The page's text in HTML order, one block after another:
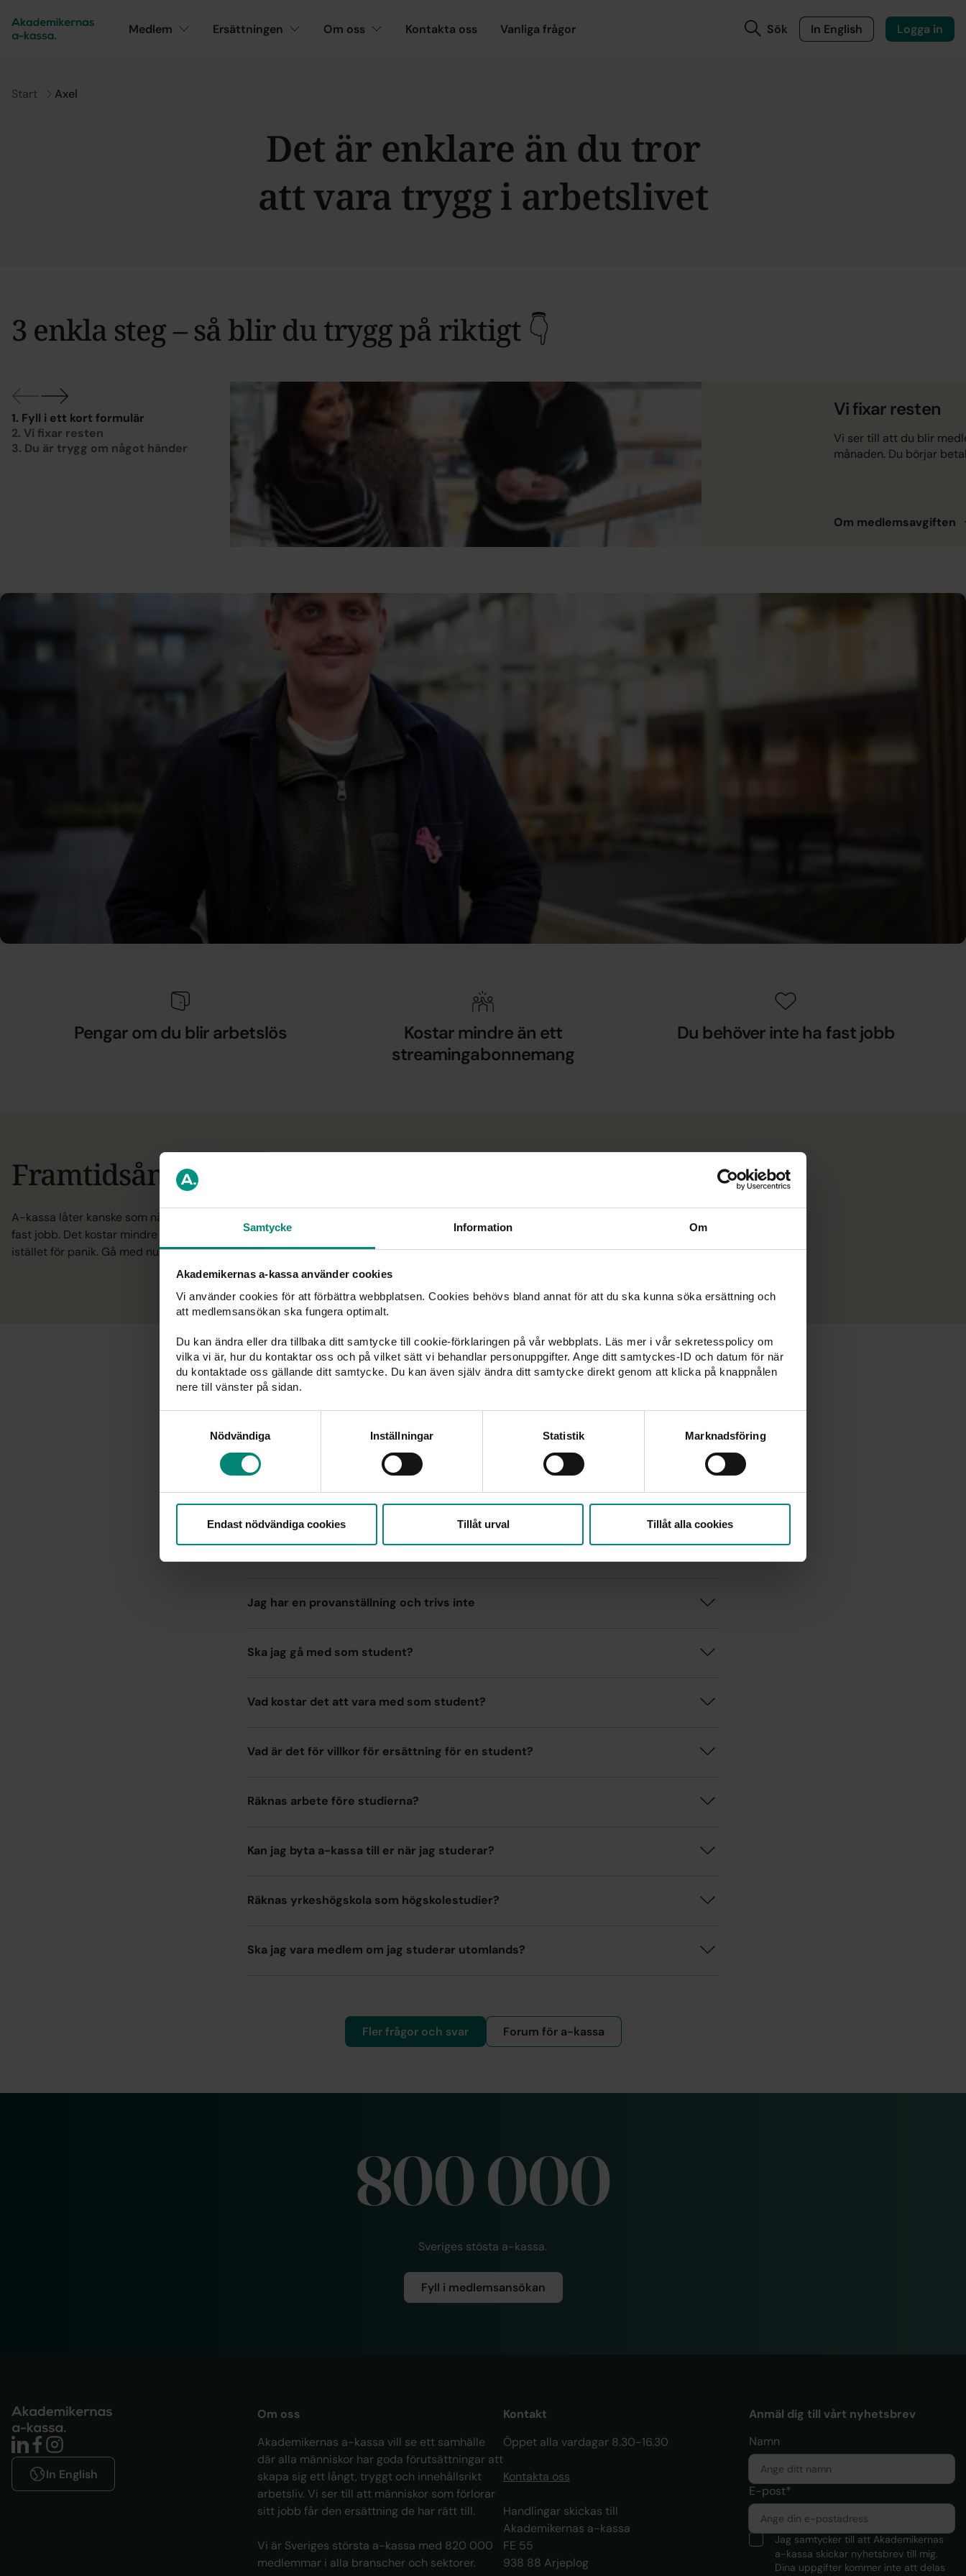
Samtycke Information Om
Akademikernas a-kassa använder cookies
Vi använder cookies för att förbättra webbplatsen. Cookies behövs bland annat för att du ska kunna söka ersättning och
att medlemsansökan ska fungera optimalt.
Du kan ändra eller dra tillbaka ditt samtycke till cookie-förklaringen på vår webbplats. Läs mer i vår sekretesspolicy om
vilka vi är, hur du kontaktar oss och på vilket sätt vi behandlar personuppgifter. Ange ditt samtyckes-ID och datum för när
du kontaktade oss gällande ditt samtycke. Du kan även själv ändra ditt samtycke direkt genom att klicka på knappnålen
nere till vänster på sidan.
Nödvändiga
Inställningar Statistik Marknadsföring
Endast nödvändiga cookies Tillåt urval Tillåt alla cookies
Medlem Ersättningen Om oss Kontakta oss Vanliga frågor Sök In English Logga in
Gå till
Start Axel
Det är enklare än du tror
att vara trygg i arbetslivet
Axel
3 enkla steg – så blir du trygg på riktigt 👇
1. Fyll i ett kort formulär
2. Vi fixar resten
3. Du är trygg om något händer
Fyll i ett kort formulär
Tar ett par minuter. Inget CV, inget krångel.
Medlemsansökan
Vi fixar resten
Vi ser till att du blir
månaden. Du börjar
Om medlemsavgiften
– Jag är glad att det här inte var något jag sköt
upp. A-kassan är en finansiell trygghet, ett
skyddsnät och en solidarisk handling. Alla borde
vara med.
Axel
Pengar om du blir arbetslös
Kostar mindre än ett
streamingabonnemang
Du behöver inte ha fast jobb
Framtidsångest?
A-kassa låter kanske som något för dina föräldrars kompisar – men det stämmer inte. Du behöver inte ha
fast jobb. Det kostar mindre än ett streamingabonnemang. Och om du blir arbetslös? Då får du pengar
istället för panik. Gå med nu. Ditt framtida jag kommer tacka dig.
Vanliga frågor och svar
Vilka regler gäller för att bli medlem?
Jag är klar med mina studier och vill söka a-kassa. Vilka intyg behöver ni?
Jag har en provanställning och trivs inte
Ska jag gå med som student?
Vad kostar det att vara med som student?
Vad är det för villkor för ersättning för en student?
Räknas arbete före studierna?
Kan jag byta a-kassa till er när jag studerar?
Räknas yrkeshögskola som högskolestudier?
Ska jag vara medlem om jag studerar utomlands?
Fler frågor och svar Forum för a-kassa
800 000
Sveriges stösta a-kassa.
Fyll i medlemsansökan
In English
Om oss
Akademikernas a-kassa vill se ett samhälle
där alla människor har goda förutsättningar att
skapa sig ett långt, tryggt och innehållsrikt
arbetsliv. Vi ser till att människor som förlorar
sitt jobb får den ersättning de har rätt till.
Vi är Sveriges största a-kassa med 820 000
medlemmar i alla branscher och sektorer.
Kontakt
Öppet alla vardagar 8.30-16.30
Kontakta oss
Handlingar skickas till
Akademikernas a-kassa
FE 55
938 88 Arjeplog
Anmäl dig till vårt nyhetsbrev
Namn
E-post*
Jag samtycker till att Akademikernas
a-kassa skickar nyhetsbrev till mig.
Dina uppgifter kommer inte att delas